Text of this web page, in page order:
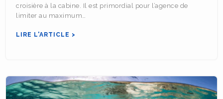
croisière à la cabine. Il est primordial pour l’agence de
limiter au maximum…
LIRE L'ARTICLE >